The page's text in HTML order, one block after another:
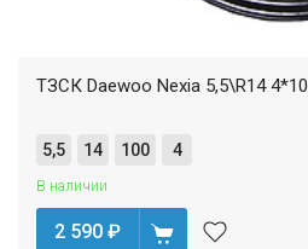
ТЗСК Daewoo Nexia 5,5\R14
5,5 14 100 4
В наличии
2 590 ₽